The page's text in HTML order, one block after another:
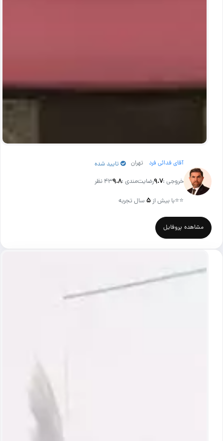
آقای فدائی فرد تهران تایید شده
خروجی :۹.۷رضایت‌مندی :۹.۸43 نظر
⭐⭐با بیش از۵سال تجربه
مشاهده پروفایل